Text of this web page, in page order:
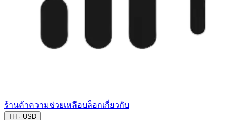
ร้านค้าความช่วยเหลือบล็อกเกี่ยวกับ
TH · USD